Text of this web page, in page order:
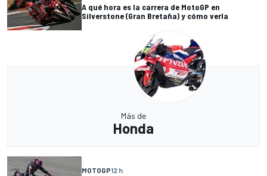
A qué hora es la carrera de MotoGP en
Silverstone (Gran Bretaña) y cómo verla
Más de
Honda
MOTOGP12 h